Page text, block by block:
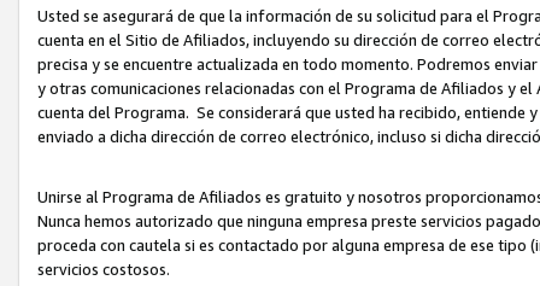
Usted se asegurará de que la información de su solicitud para el
cuenta en el Sitio de Afiliados, incluyendo su dirección de correo
precisa y se encuentre actualizada en todo momento. Podremos
y otras comunicaciones relacionadas con el Programa de Afiliados y
cuenta del Programa. Se considerará que usted ha recibido, entiende
enviado a dicha dirección de correo electrónico, incluso si dicha
Unirse al Programa de Afiliados es gratuito y nosotros
Nunca hemos autorizado que ninguna empresa preste servicios
proceda con cautela si es contactado por alguna empresa de ese
servicios costosos.